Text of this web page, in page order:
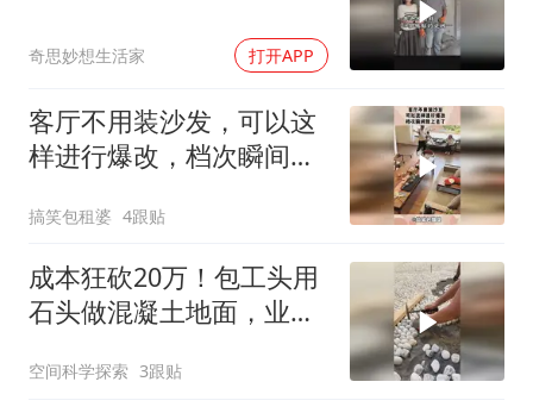
奇思妙想生活家 打开APP
客厅不用装沙发，可以这
样进行爆改，档次瞬间就
搞笑包租婆 4跟贴
成本狂砍20万！包工头用
石头做混凝土地面，业主
空间科学探索 3跟贴